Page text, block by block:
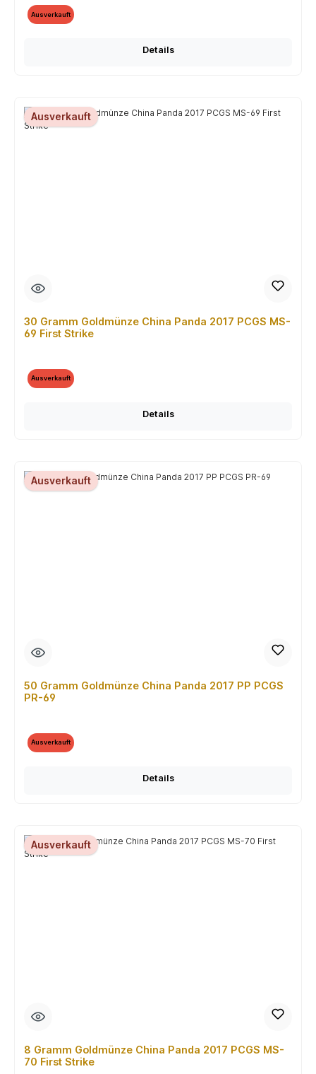
Ausverkauft
Details
Ausverkauft
30 Gramm Goldmünze China Panda 2017 PCGS MS-
69 First Strike
Ausverkauft
Details
Ausverkauft
50 Gramm Goldmünze China Panda 2017 PP PCGS
PR-69
Ausverkauft
Details
Ausverkauft
8 Gramm Goldmünze China Panda 2017 PCGS MS-
70 First Strike